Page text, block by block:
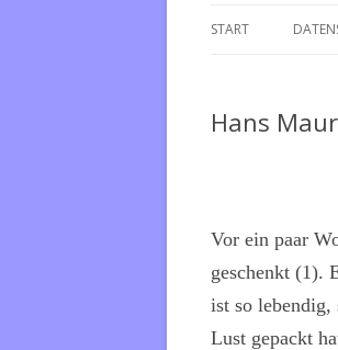
START
Hans
Vor ein paar
geschenkt (1).
ist so lebendig,
Lust gepackt